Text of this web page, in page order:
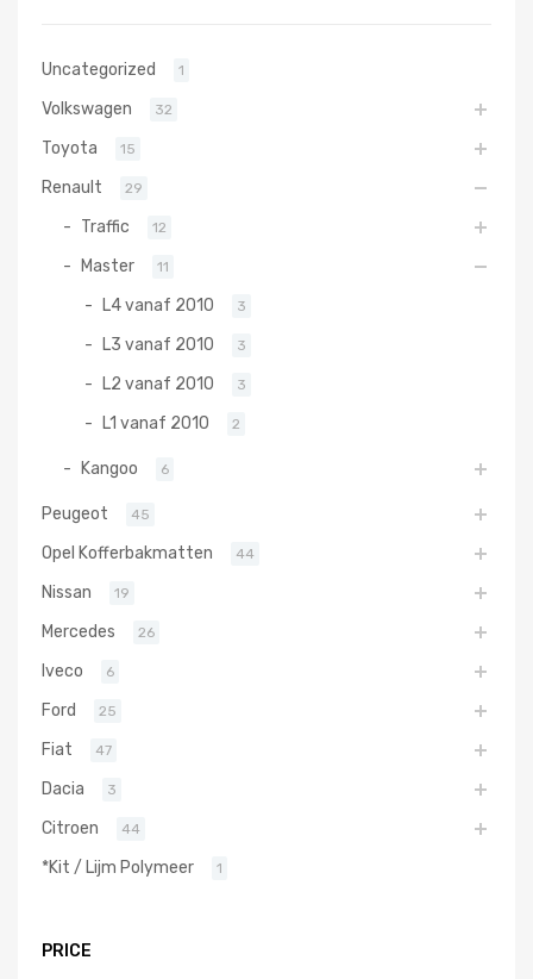
Uncategorized 1
Volkswagen 32
Toyota 15
Renault 29
Traffic 12
Master 11
L4 vanaf 2010 3
L3 vanaf 2010 3
L2 vanaf 2010 3
L1 vanaf 2010 2
Kangoo 6
Peugeot 45
Opel Kofferbakmatten 44
Nissan 19
Mercedes 26
Iveco 6
Ford 25
Fiat 47
Dacia 3
Citroen 44
*Kit / Lijm Polymeer 1
PRICE